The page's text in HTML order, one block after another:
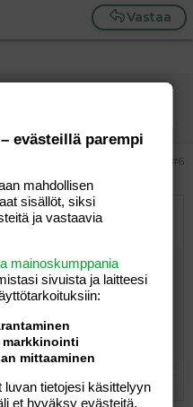
Vastaa
#6
klo 16:12 Äittä77
joka tuossa
jalkapeiton kanssa.
kumiseosta, eli ei
eli vaimentaa tärinän
ei semoista
päästy!! =)
evästeillä parempi
mahdollisen
sisällöt, siksi
ja vastaavia
mainoskumppania
sivuista ja laitteesi
mittaaminen
tietojesi käsittelyyn
et hyväksy evästeitä,